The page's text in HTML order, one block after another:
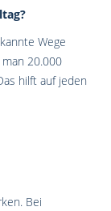
Wege
20.000
hilft auf jeden
Bei